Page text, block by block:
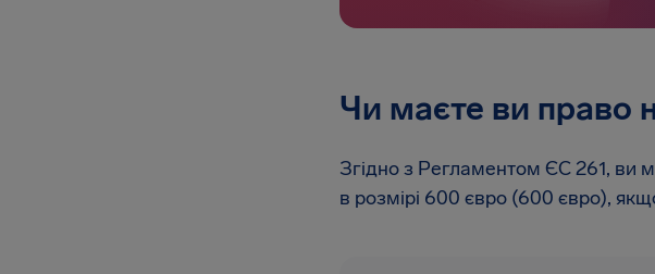
Чи маєте ви право
Згідно з Регламентом ЄС 261, ви
в розмірі 600 євро (600 євро),